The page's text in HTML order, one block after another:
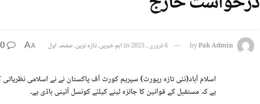
byPak Admin 6 فروری , 2023 inاہم خبریں,تازہ ترین,صفحہ اول A
A
0
اسلام آباد(نئی تازہ رپورٹ) سپریم کورٹ آف پاکستان نے نے اسلامی
ہے کہ مستقبل کے قوانین کا جائزہ لینے کیلئے کونسل آئینی باڈی ہے۔